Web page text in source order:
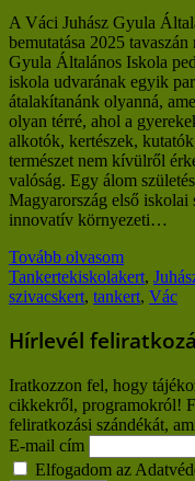
A Váci Juhász Gyula
bemutatása 2025
Gyula Általános Iskola
iskola udvarának egyik
átalakítanánk olyanná,
olyan térré, ahol a
alkotók, kertészek,
természet nem kívülről
valóság. Egy álom
Magyarország első iskolai
innovatív környezeti…
Tovább olvasom
Tankertekiskolakert,
szivacskert, tankert, Vác
Hírlevél
Iratkozzon fel, hogy
cikkekről, programokról!
feliratkozási szándékát,
E-mail cím
Elfogadom az